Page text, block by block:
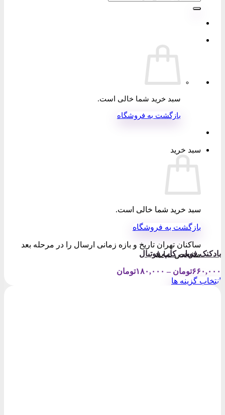
سبد خرید شما خالی است.
بازگشت به فروشگاه
سبد خرید
سبد خرید شما خالی است.
بازگشت به فروشگاه
ساکنان تهران تاریخ و بازه زمانی ارسال را در مرحله بعد
مشخص نمایید
بادکنک فویلی کاپ فوتبال
۶۶۰,۰۰۰تومان – ۱۸۰,۰۰۰تومان
انتخاب گزینه ها